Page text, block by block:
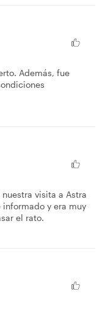
Además, fue
visita a Astra
y era muy
el rato.